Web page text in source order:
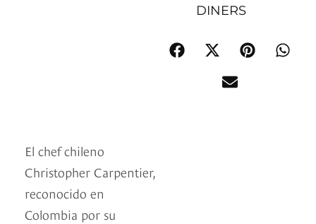
DINERS
El chef chileno
Christopher Carpentier,
reconocido en
Colombia por su